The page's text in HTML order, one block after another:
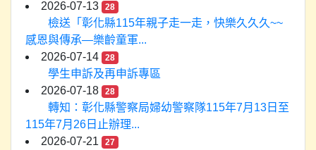
2026-07-13 28
檢送「彰化縣115年親子走一走，快樂久久久~~
感恩與傳承—樂齡童軍...
2026-07-14
28
學生申訴及再申訴專區
2026-07-18
28
轉知：彰化縣警察局婦幼警察隊115年7月13日至
115年7月26日止辦理...
2026-07-21
27